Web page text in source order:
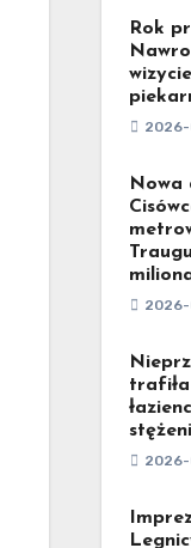
Rok
Nowa